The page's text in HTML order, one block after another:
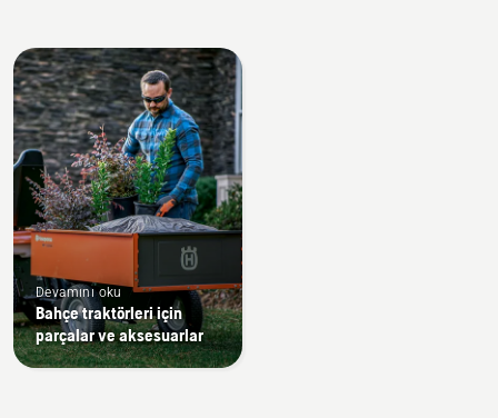
All
products
Devamını oku
Bahçe traktörleri için
parçalar ve aksesuarlar